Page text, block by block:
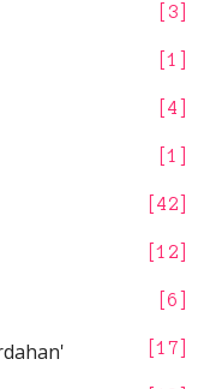
3
1
4
1
42
12
6
17